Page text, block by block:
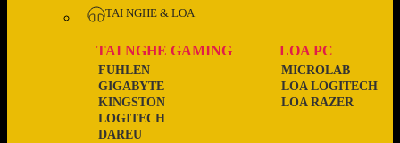
TAI NGHE & LOA
TAI NGHE GAMING
DAREU
LOGITECH
KINGSTON
GIGABYTE
FUHLEN
LOA PC
LOA RAZER
LOA LOGITECH
MICROLAB